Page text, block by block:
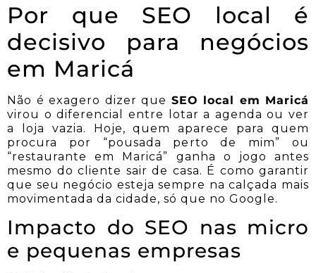
Por que SEO local é
decisivo para negócios
em Maricá
Não é exagero dizer que SEO local em Maricá
virou o diferencial entre lotar a agenda ou ver
a loja vazia. Hoje, quem aparece para quem
procura por “pousada perto de mim” ou
“restaurante em Maricá” ganha o jogo antes
mesmo do cliente sair de casa. É como garantir
que seu negócio esteja sempre na calçada mais
movimentada da cidade, só que no Google.
Impacto do SEO nas micro
e pequenas empresas